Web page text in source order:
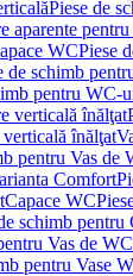
Piese de
aparente
WCPiese
de schimb
pentru WC-
verticală înălţat
înălţat
pentru Vas de
Comfort
Capace WC
schimb pentru
Vas de
pentru Vase